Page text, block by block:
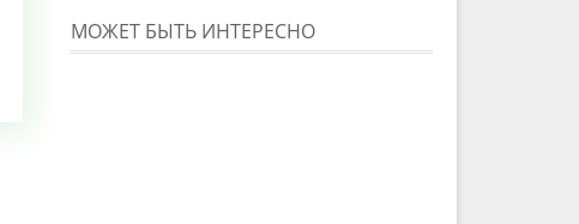
МОЖЕТ БЫТЬ ИНТЕРЕСНО